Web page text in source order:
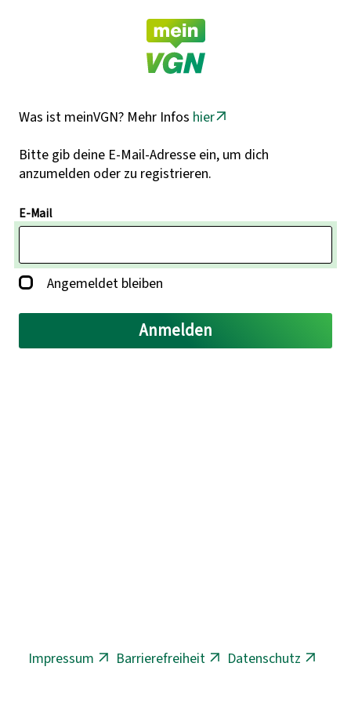
Was ist meinVGN? Mehr Infos hier
Bitte gib deine E-Mail-Adresse ein, um dich
anzumelden oder zu registrieren.
E-Mail
Angemeldet bleiben
Impressum Barrierefreiheit Datenschutz